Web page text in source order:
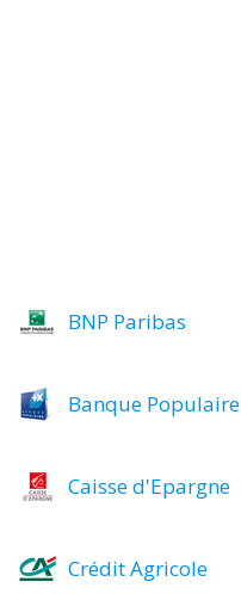
BNP Paribas
Banque Populaire
Caisse d'Epargne
Crédit Agricole